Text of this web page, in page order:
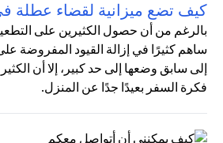
كيف تضع ميزانية لقضاء عطلة
ساهم كثيرًا في إزالة القيود المفروضة
إلى سابق وضعها إلى حد كبير، إلا أن
فكرة السفر بعيدًا جدًا عن المنزل.